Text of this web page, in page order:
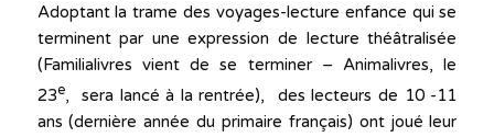
Adoptant la trame des voyages-lecture enfance qui se
terminent par une expression de lecture théâtralisée
(Familialivres vient de se terminer – Animalivres, le
23e, sera lancé à la rentrée), des lecteurs de 10 -11
ans (dernière année du primaire français) ont joué leur